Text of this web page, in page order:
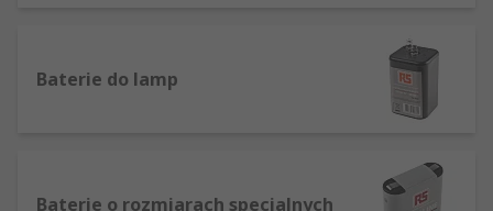
Baterie do lamp
Baterie o rozmiarach specjalnych